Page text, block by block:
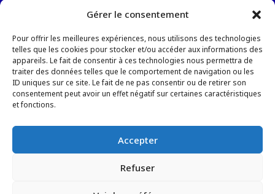
Gérer le consentement
Pour offrir les meilleures expériences, nous utilisons des technologies
telles que les cookies pour stocker et/ou accéder aux informations des
appareils. Le fait de consentir à ces technologies nous permettra de
traiter des données telles que le comportement de navigation ou les
ID uniques sur ce site. Le fait de ne pas consentir ou de retirer son
consentement peut avoir un effet négatif sur certaines caractéristiques
et fonctions.
Accepter
Refuser
Chapelle Sainte-Blandine
6, rue de la Gendarmerie